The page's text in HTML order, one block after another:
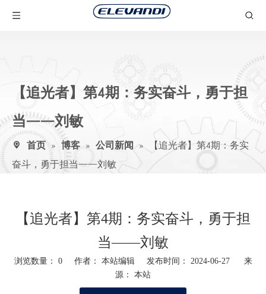
【追光者】第4期：务实奋斗，勇于担
当——刘敏
首页 » 博客 » 公司新闻 »
【追光者】第4期：务实
奋斗，勇于担当——刘敏
【追光者】第4期：务实奋斗，勇于担
当——刘敏
浏览数量： 0作者： 本站编辑 发布时间： 2024-06-27 来
源： 本站